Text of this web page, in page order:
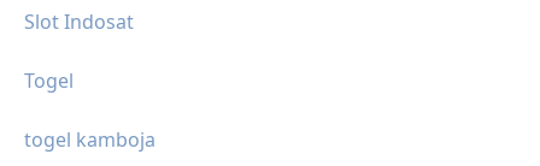
Slot Indosat
Togel
togel kamboja